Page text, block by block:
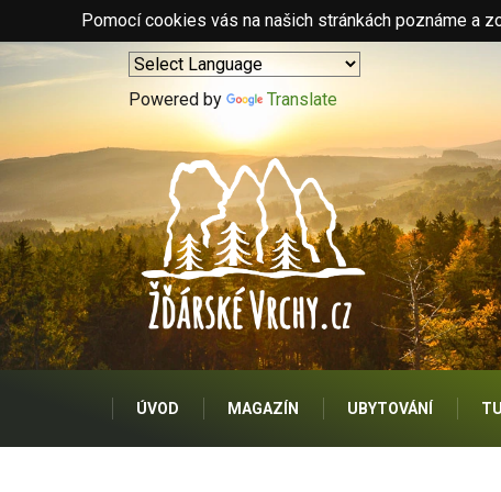
Pomocí cookies vás na našich stránkách poznáme a
Powered by Translate
ÚVOD MAGAZÍN UBYTOVÁNÍ